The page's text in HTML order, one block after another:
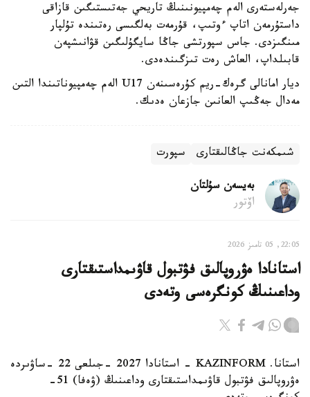
جەرلەستەرى الەم چەمپيونىنىڭ تاريحي جەتىستىگىن قازاقى
داستۇرمەن اتاپ ءوتىپ، قۇرمەت بەلگىسى رەتىندە تۇلپار
مىنگىزدى. جاس سپورتشى جاڭا سايگۇلىگىن قۋانىشپەن
قابىلداپ، العاش رەت تىزگىندەدى.
ديار امانالى گرەك-ريم كۇرەسىنەن U17 الەم چەمپيوناتىندا التىن
مەدال جەڭىپ العانىن جازعان ەدىك.
شىمكەنت جاڭالىقتارى سپورت
بەيسەن سۇلتان
اۆتور
22:05, 05 تامىز 2026
استانادا ەۋروپالىق فۋتبول قاۋىمداستىقتارى
وداعىنىڭ كونگرەسى وتەدى
استانا. KAZINFORM - استانادا 2027 -جىلعى 22 -ساۋىردە
ەۋروپالىق فۋتبول قاۋىمداستىقتارى وداعىنىڭ (ۋەفا) 51-